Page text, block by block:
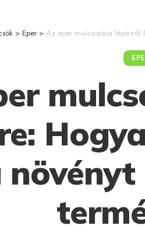
> Eper> Az eper mulcsozása
növényt